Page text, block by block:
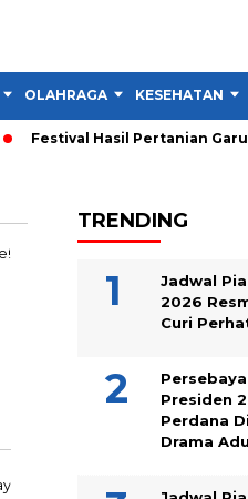
OLAHRAGA KESEHATAN
Festival Hasil Pertanian Garut
TRENDING
Jadwal
2026
Curi
Presiden
Perdana
Drama